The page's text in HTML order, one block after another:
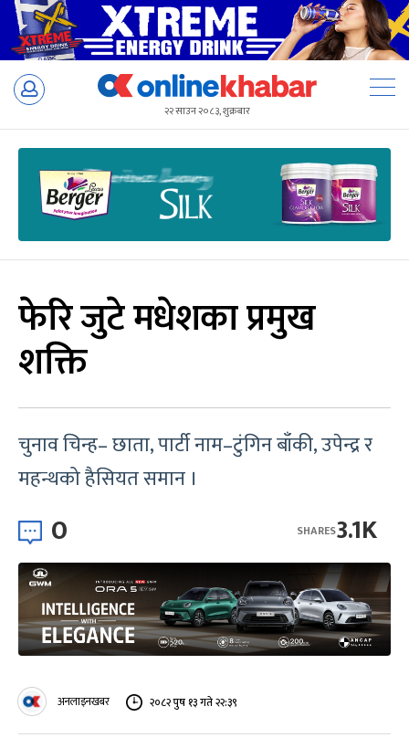
Skip
२२ साउन २०८३, शुक्रबार
फेरि जुटे मधेशका प्रमुख
शक्ति
चुनाव चिन्ह– छाता, पार्टी नाम–टुंगिन बाँकी, उपेन्द्र र
महन्थको हैसियत समान ।
0 3.1K
SHARES
अनलाइनखबर २०८२ पुष १३ गते २२:३९